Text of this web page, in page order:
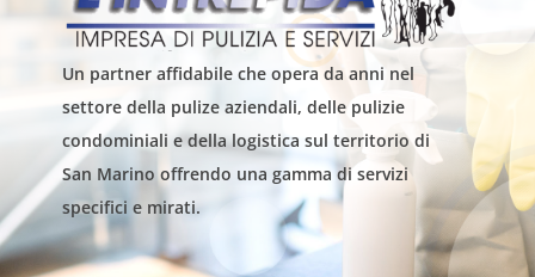
Un partner affidabile che opera da anni nel
settore della pulize aziendali, delle pulizie
condominiali e della logistica sul territorio di
San Marino offrendo una gamma di servizi
specifici e mirati.